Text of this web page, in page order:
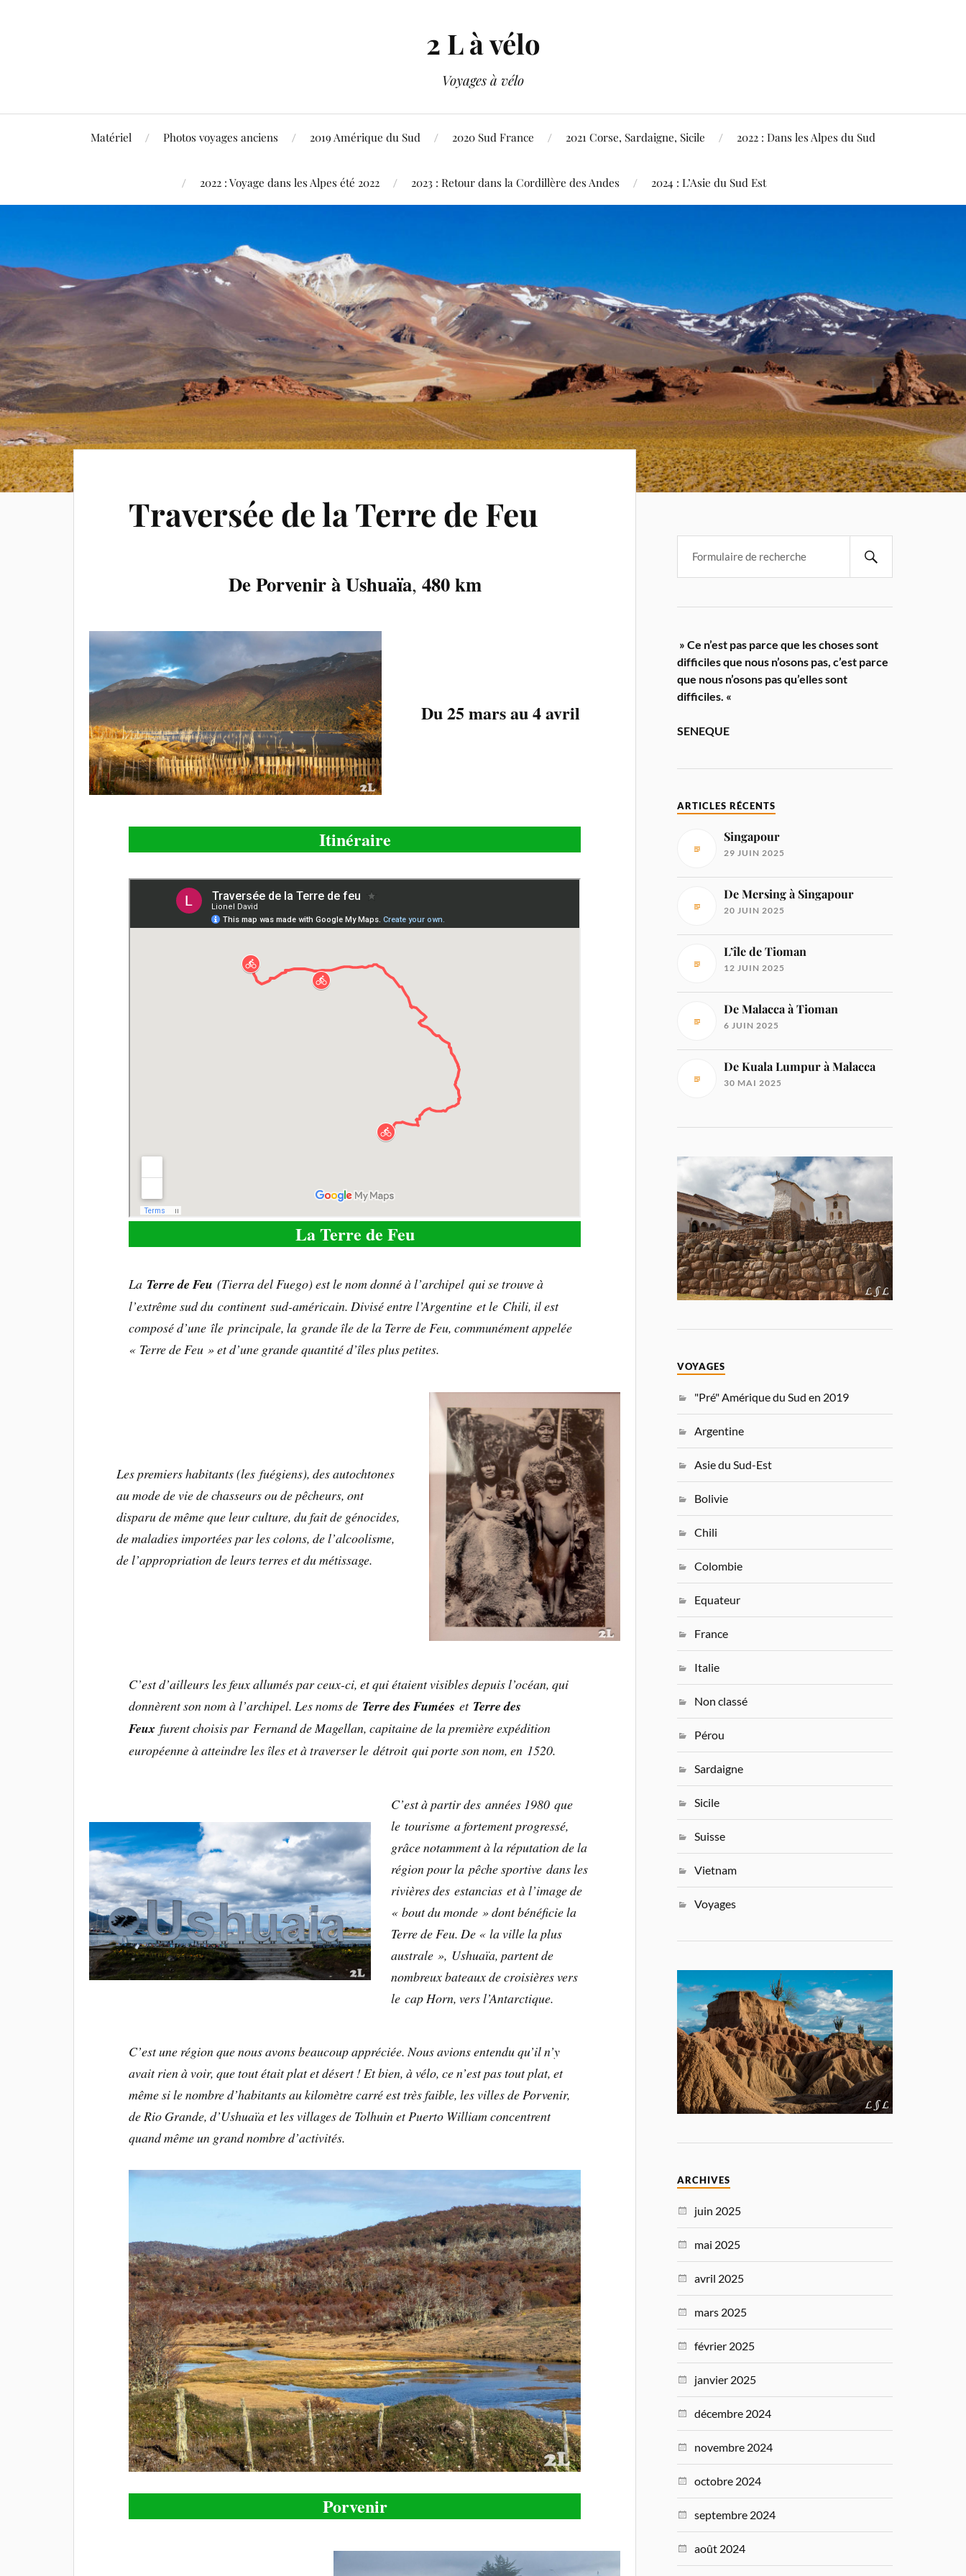
2 L à vélo
Voyages à vélo
Matériel Photos voyages anciens 2019 Amérique du Sud 2020 Sud France 2021 Corse, Sardaigne, Sicile 2022 : Dans les Alpes du Sud
2022 : Voyage dans les Alpes été 2022 2023 : Retour dans la Cordillère des Andes 2024 : L’Asie du Sud Est
Traversée de la Terre de Feu
De Porvenir à Ushuaïa, 480 km
Du 25 mars au 4 avril
Itinéraire
La Terre de Feu
La Terre de Feu (Tierra del Fuego) est le nom donné à l’archipel qui se trouve à
l’extrême sud du continent sud-américain. Divisé entre l’Argentine et le Chili, il est
composé d’une île principale, la grande île de la Terre de Feu, communément appelée
« Terre de Feu » et d’une grande quantité d’îles plus petites.
Les premiers habitants (les fuégiens), des autochtones
au mode de vie de chasseurs ou de pêcheurs, ont
disparu de même que leur culture, du fait de génocides,
de maladies importées par les colons, de l’alcoolisme,
de l’appropriation de leurs terres et du métissage.
C’est d’ailleurs les feux allumés par ceux-ci, et qui étaient visibles depuis l’océan, qui
donnèrent son nom à l’archipel. Les noms de Terre des Fuméeset Terre des
Feux furent choisis par Fernand de Magellan, capitaine de la première expédition
européenne à atteindre les îles et à traverser le détroit qui porte son nom, en 1520.
C’est à partir des années 1980 que
le tourisme a fortement progressé,
grâce notamment à la réputation de la
région pour la pêche sportive dans les
rivières des estancias et à l’image de
« bout du monde » dont bénéficie la
Terre de Feu. De « la ville la plus
australe », Ushuaïa, partent de
nombreux bateaux de croisières vers
le cap Horn, vers l’Antarctique.
C’est une région que nous avons beaucoup appréciée. Nous avions entendu qu’il n’y
avait rien à voir, que tout était plat et désert ! Et bien, à vélo, ce n’est pas tout plat, et
même si le nombre d’habitants au kilomètre carré est très faible, les villes de Porvenir,
de Rio Grande, d’Ushuaïa et les villages de Tolhuin et Puerto William concentrent
quand même un grand nombre d’activités.
Porvenir
» Ce n’est pas parce que les choses sont
difficiles que nous n’osons pas, c’est parce
que nous n’osons pas qu’elles sont
difficiles. «
SENEQUE
ARTICLES RÉCENTS
Singapour
29 JUIN 2025
De Mersing à Singapour
20 JUIN 2025
L’île de Tioman
12 JUIN 2025
De Malacca à Tioman
6 JUIN 2025
De Kuala Lumpur à Malacca
30 MAI 2025
VOYAGES
"Pré" Amérique du Sud en 2019
Argentine
Asie du Sud-Est
Bolivie
Chili
Colombie
Equateur
France
Italie
Non classé
Pérou
Sardaigne
Sicile
Suisse
Vietnam
Voyages
ARCHIVES
juin 2025
mai 2025
avril 2025
mars 2025
février 2025
janvier 2025
décembre 2024
novembre 2024
octobre 2024
septembre 2024
août 2024